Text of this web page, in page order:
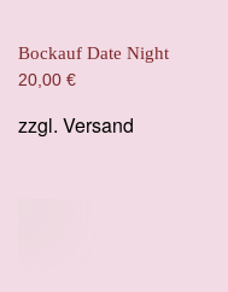
Bockauf Date Night
20,00 €
zzgl. Versand